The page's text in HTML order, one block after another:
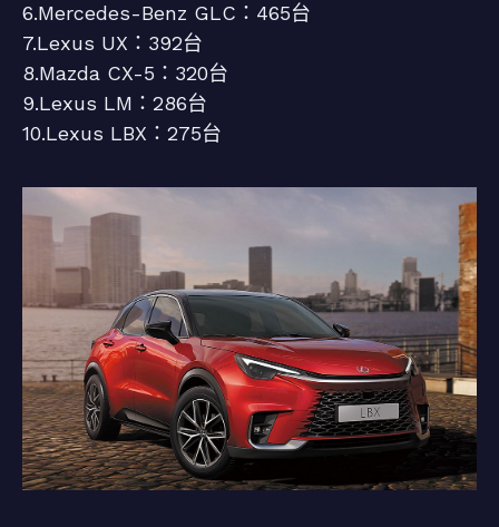
6.Mercedes-Benz GLC：465台
7.Lexus UX：392台
8.Mazda CX-5：320台
9.Lexus LM：286台
10.Lexus LBX：275台